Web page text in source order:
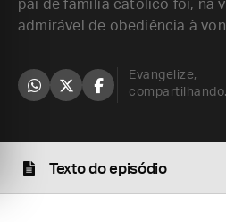
pai de família católico foi, na
admirável de obediência à
Evangelize,
compartilhando.
Texto do episódio